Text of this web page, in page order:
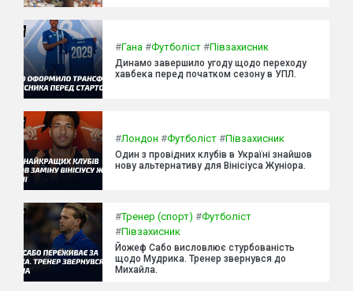
#Гана #Футболіст #Півзахисник
Динамо завершило угоду щодо переходу
хавбека перед початком сезону в УПЛ.
#Лондон #Футболіст #Півзахисник
Один з провідних клубів в Україні знайшов
нову альтернативу для Вінісіуса Жуніора.
#Тренер (спорт) #Футболіст
#Півзахисник
Йожеф Сабо висловлює стурбованість
щодо Мудрика. Тренер звернувся до
Михайла.